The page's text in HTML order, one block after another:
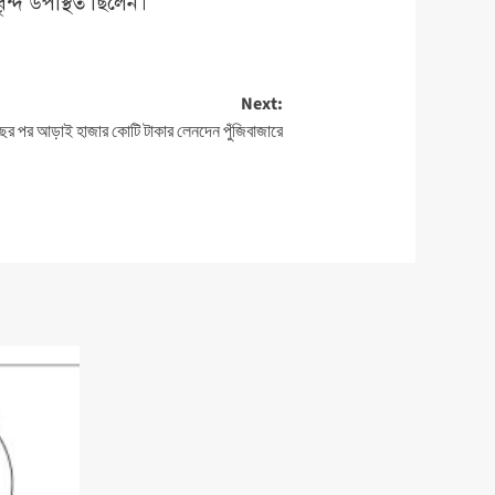
Next:
পর আড়াই হাজার কোটি টাকার লেনদেন পুঁজিবাজারে